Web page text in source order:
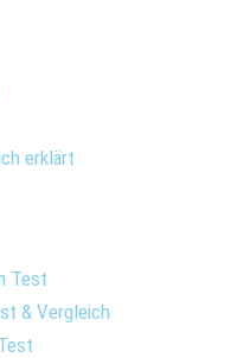
erklärt
Test
& Vergleich